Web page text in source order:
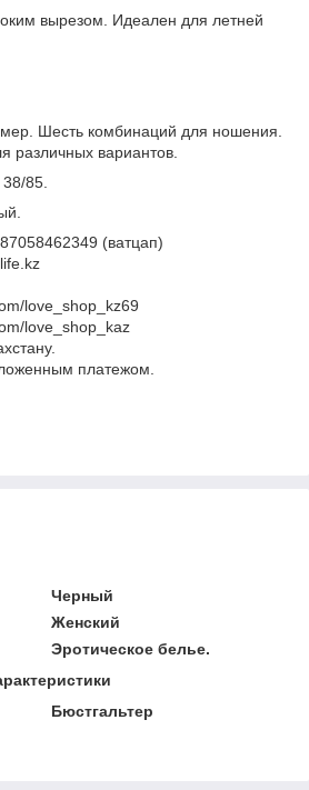
вырезом. Идеален для летней
Шесть комбинаций для ношения.
различных вариантов.
85.
(ватцап)
love_shop_kz69
love_shop_kaz
платежом.
Черный
Женский
Эротическое белье.
Бюстгальтер